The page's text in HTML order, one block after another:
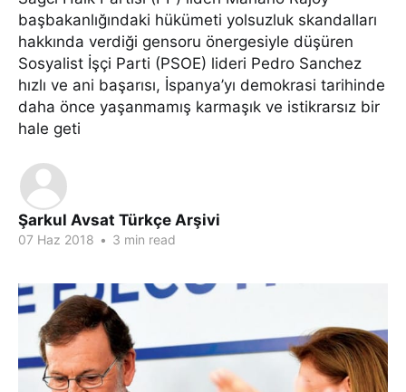
başbakanlığındaki hükümeti yolsuzluk skandalları
hakkında verdiği gensoru önergesiyle düşüren
Sosyalist İşçi Parti (PSOE) lideri Pedro Sanchez
hızlı ve ani başarısı, İspanya’yı demokrasi tarihinde
daha önce yaşanmamış karmaşık ve istikrarsız bir
hale geti
Şarkul Avsat Türkçe Arşivi
07 Haz 2018 • 3 min read